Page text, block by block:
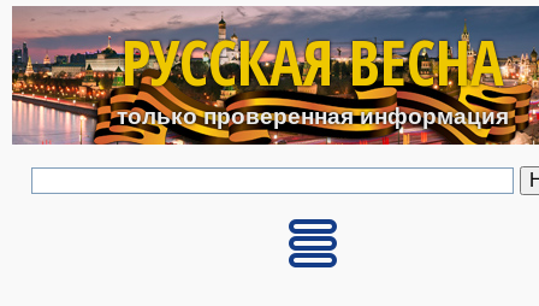
Перейти к основному
РУССКАЯ ВЕСНА
только проверенная информация